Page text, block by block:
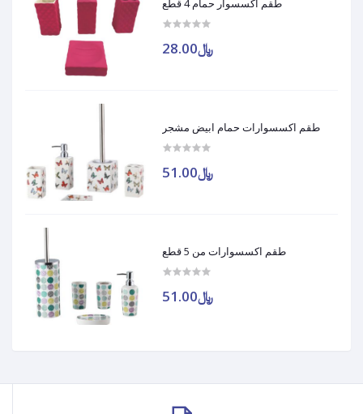
طقم اكسسوار حمام 4 قطع
﷼28.00
طقم اكسسوارات حمام ابيض مشجر
﷼51.00
طقم اكسسوارات من 5 قطع
﷼51.00